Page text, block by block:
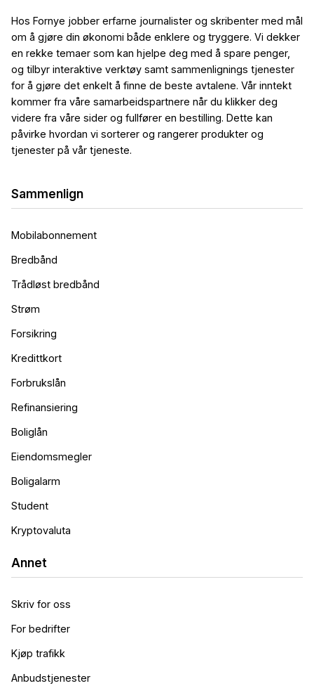
Hos Fornye jobber erfarne journalister og skribenter med mål
om å gjøre din økonomi både enklere og tryggere. Vi dekker
en rekke temaer som kan hjelpe deg med å spare penger,
og tilbyr interaktive verktøy samt sammenlignings tjenester
for å gjøre det enkelt å finne de beste avtalene. Vår inntekt
kommer fra våre samarbeidspartnere når du klikker deg
videre fra våre sider og fullfører en bestilling. Dette kan
påvirke hvordan vi sorterer og rangerer produkter og
tjenester på vår tjeneste.
Sammenlign
Mobilabonnement
Bredbånd
Trådløst bredbånd
Strøm
Forsikring
Kredittkort
Forbrukslån
Refinansiering
Boliglån
Eiendomsmegler
Boligalarm
Student
Kryptovaluta
Annet
Skriv for oss
For bedrifter
Kjøp trafikk
Anbudstjenester